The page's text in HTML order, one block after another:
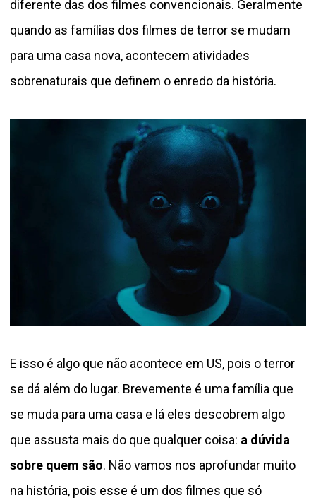
diferente das dos filmes convencionais. Geralmente
quando as famílias dos filmes de terror se mudam
para uma casa nova, acontecem atividades
sobrenaturais que definem o enredo da história.
E isso é algo que não acontece em US, pois o terror
se dá além do lugar. Brevemente é uma família que
se muda para uma casa e lá eles descobrem algo
que assusta mais do que qualquer coisa: a dúvida
sobre quem são. Não vamos nos aprofundar muito
na história, pois esse é um dos filmes que só